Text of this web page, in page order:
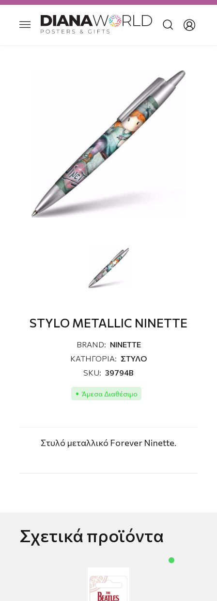
STYLO METALLIC NINETTE
BRAND: NINETTE
ΚΑΤΗΓΟΡΙΑ: ΣΤΥΛΟ
SKU: 39794Β
Άμεσα Διαθέσιμο
Στυλό μεταλλικό Forever Ninette.
Σχετικά προϊόντα